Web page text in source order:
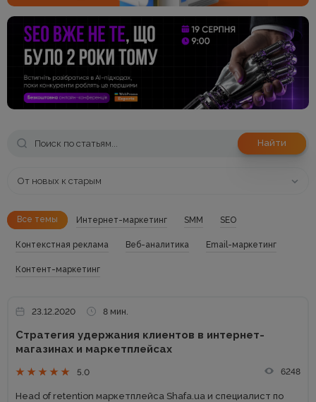
Найти
От новых к старым
Все темы Интернет-маркетинг SMM SEO
Контекстная реклама Веб-аналитика Email-маркетинг
Контент-маркетинг
23.12.2020 8 мин.
Стратегия удержания клиентов в интернет-
магазинах и маркетплейсах
5.0 6248
Head of retention маркетплейса Shafa.ua и специалист по